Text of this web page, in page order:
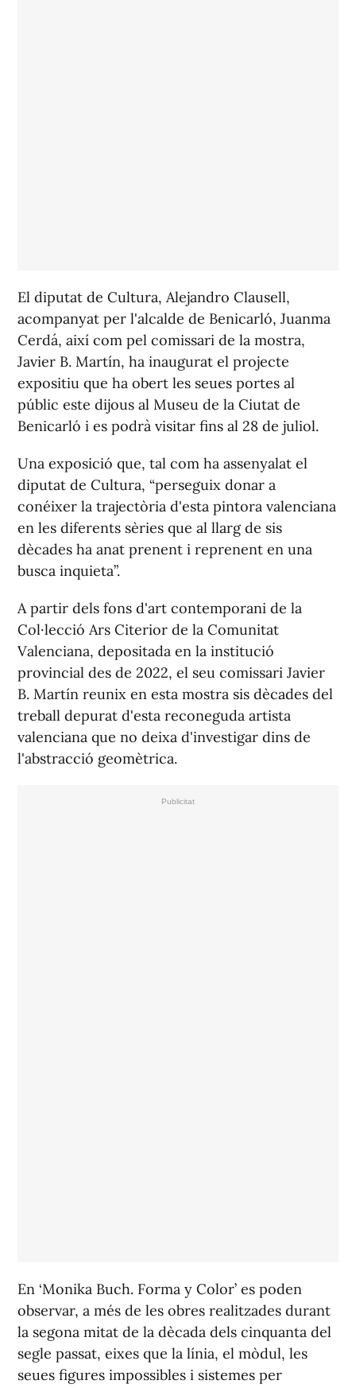
El diputat de Cultura, Alejandro Clausell,
acompanyat per l'alcalde de Benicarló, Juanma
Cerdá, així com pel comissari de la mostra,
Javier B. Martín, ha inaugurat el projecte
expositiu que ha obert les seues portes al
públic este dijous al Museu de la Ciutat de
Benicarló i es podrà visitar fins al 28 de juliol.
Una exposició que, tal com ha assenyalat el
diputat de Cultura, “perseguix donar a
conéixer la trajectòria d'esta pintora valenciana
en les diferents sèries que al llarg de sis
dècades ha anat prenent i reprenent en una
busca inquieta”.
A partir dels fons d'art contemporani de la
Col·lecció Ars Citerior de la Comunitat
Valenciana, depositada en la institució
provincial des de 2022, el seu comissari Javier
B. Martín reunix en esta mostra sis dècades del
treball depurat d'esta reconeguda artista
valenciana que no deixa d'investigar dins de
l'abstracció geomètrica.
En ‘Monika Buch. Forma y Color’ es poden
observar, a més de les obres realitzades durant
la segona mitat de la dècada dels cinquanta del
segle passat, eixes que la línia, el mòdul, les
seues figures impossibles i sistemes per